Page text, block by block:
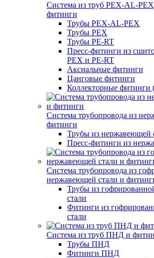
Система из труб PEX-AL-
фитинги
Трубы PEX-AL-PEX
Трубы PEX
Трубы PE-RT
Пресс-фитинги из
PEX и PE-RT
Аксиальные фитинги
Цанговые фитинги
Коллекторные фитинги
Система трубопровода из
фитинги
Трубы из нержавеющей
Пресс-фитинги из
Система трубопровода из
нержавеющей стали и
Трубы из
стали
Фитинги из
стали
Система из труб ПНД и
Трубы ПНД
Фитинги ПНД